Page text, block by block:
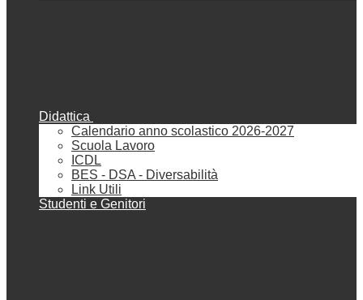
Didattica
Calendario anno scolastico 2026-2027
Scuola Lavoro
ICDL
BES - DSA - Diversabilità
Link Utili
Studenti e Genitori